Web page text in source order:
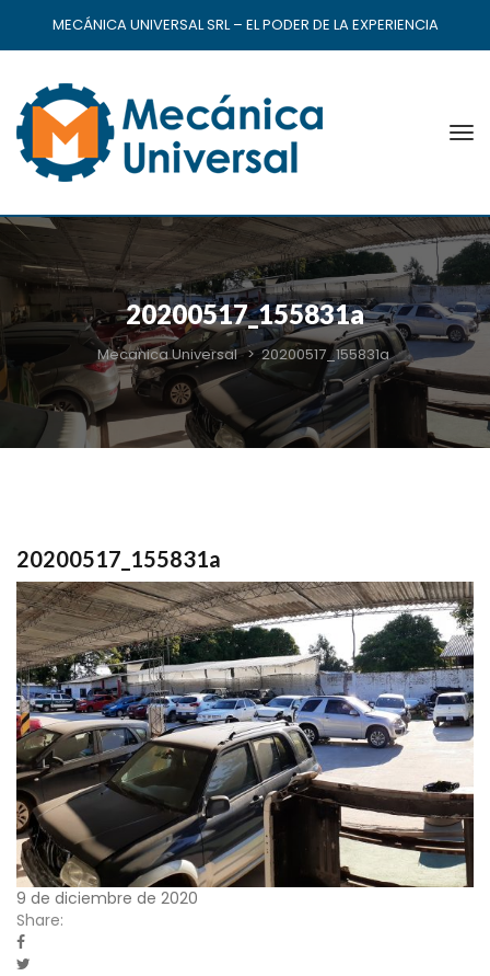
MECÁNICA UNIVERSAL SRL – EL PODER DE LA EXPERIENCIA
20200517_155831a
Mecanica Universal >20200517_155831a
20200517_155831a
9 de diciembre de 2020
Share: